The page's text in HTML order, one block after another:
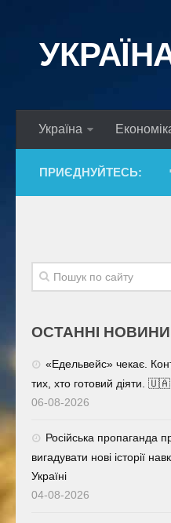
Україна
ПРИЄДНУЙТЕСЬ:
ОСТАННІ НОВИНИ
«Едельвейс» чекає.
тих, хто готовий діяти. 🇺🇦
06-08-2026
Російська пропаганда
вигадувати нові історії
Україні
04-08-2026